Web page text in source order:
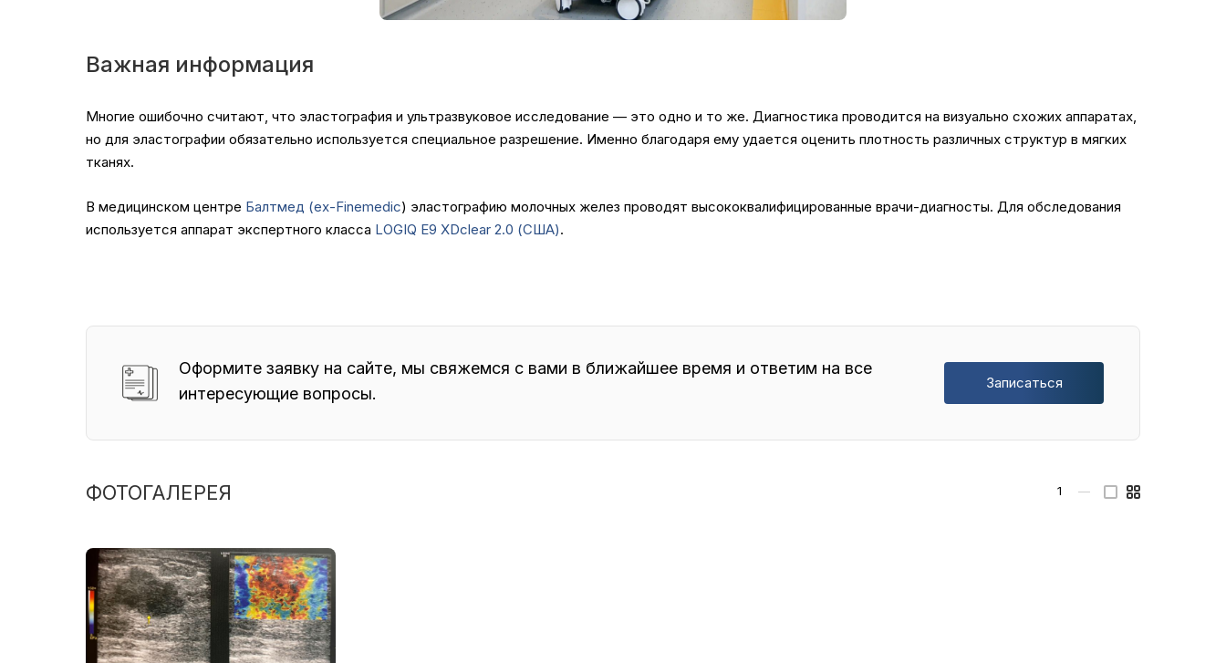
Важная информация
Многие ошибочно считают, что эластография и ультразвуковое исследование — это одно и то же. Диагностика проводится на визуально схожих аппаратах,
но для эластографии обязательно используется специальное разрешение. Именно благодаря ему удается оценить плотность различных структур в мягких
тканях.
В медицинском центре Балтмед (ех-Finemedic) эластографию молочных желез проводят высококвалифицированные врачи-диагносты. Для обследования
используется аппарат экспертного класса LOGIQ E9 XDclear 2.0 (США).
Оформите заявку на сайте, мы свяжемся с вами в ближайшее время и ответим на все
интересующие вопросы.
Записаться
ФОТОГАЛЕРЕЯ 1 —